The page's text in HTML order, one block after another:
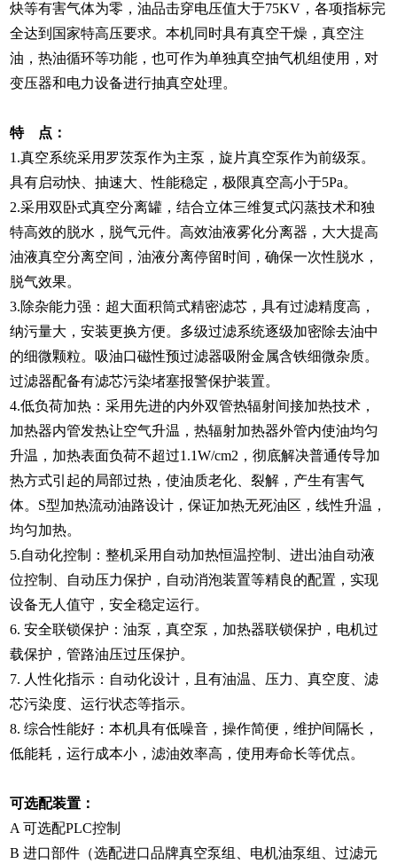
炔等有害气体为零，油品击穿电压值大于75KV，各项指标完
全达到国家特高压要求。本机同时具有真空干燥，真空注
油，热油循环等功能，也可作为单独真空抽气机组使用，对
变压器和电力设备进行抽真空处理。
特 点：
1.真空系统采用罗茨泵作为主泵，旋片真空泵作为前级泵。
具有启动快、抽速大、性能稳定，极限真空高小于5Pa。
2.采用双卧式真空分离罐，结合立体三维复式闪蒸技术和独
特高效的脱水，脱气元件。高效油液雾化分离器，大大提高
油液真空分离空间，油液分离停留时间，确保一次性脱水，
脱气效果。
3.除杂能力强：超大面积筒式精密滤芯，具有过滤精度高，
纳污量大，安装更换方便。多级过滤系统逐级加密除去油中
的细微颗粒。吸油口磁性预过滤器吸附金属含铁细微杂质。
过滤器配备有滤芯污染堵塞报警保护装置。
4.低负荷加热：采用先进的内外双管热辐射间接加热技术，
加热器内管发热让空气升温，热辐射加热器外管内使油均匀
升温，加热表面负荷不超过1.1W/cm2，彻底解决普通传导加
热方式引起的局部过热，使油质老化、裂解，产生有害气
体。S型加热流动油路设计，保证加热无死油区，线性升温，
均匀加热。
5.自动化控制：整机采用自动加热恒温控制、进出油自动液
位控制、自动压力保护，自动消泡装置等精良的配置，实现
设备无人值守，安全稳定运行。
6. 安全联锁保护：油泵，真空泵，加热器联锁保护，电机过
载保护，管路油压过压保护。
7. 人性化指示：自动化设计，且有油温、压力、真空度、滤
芯污染度、运行状态等指示。
8. 综合性能好：本机具有低噪音，操作简便，维护间隔长，
低能耗，运行成本小，滤油效率高，使用寿命长等优点。
可选配装置：
A 可选配PLC控制
B 进口部件（选配进口品牌真空泵组、电机油泵组、过滤元